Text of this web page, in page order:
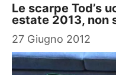
Le scarpe Tod’s
estate 2013, non
27 Giugno 2012